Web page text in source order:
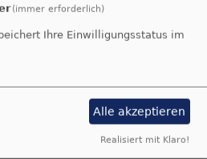
(immer erforderlich)
Ihre Einwilligungsstatus im
Alle akzeptieren
Realisiert mit Klaro!